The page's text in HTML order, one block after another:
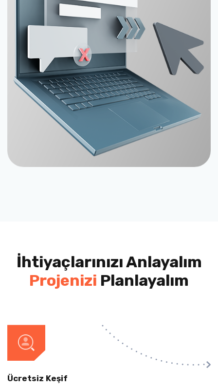
İhtiyaçlarınızı Anlayalım
Projenizi Planlayalım
Ücretsiz Keşif